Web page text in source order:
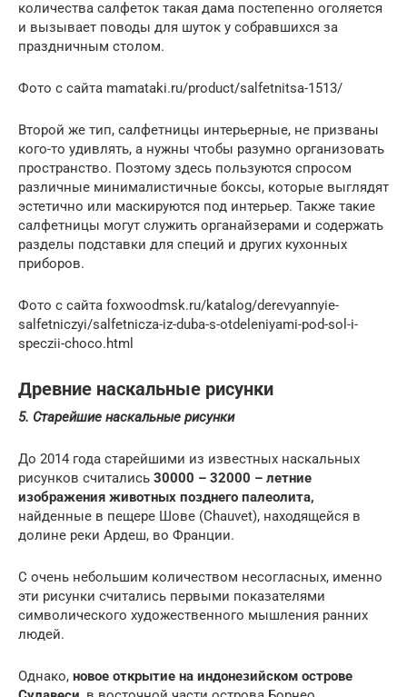
количества салфеток такая дама постепенно оголяется
и вызывает поводы для шуток у собравшихся за
праздничным столом.
Фото с сайта mamataki.ru/product/salfetnitsa-1513/
Второй же тип, салфетницы интерьерные, не призваны
кого-то удивлять, а нужны чтобы разумно организовать
пространство. Поэтому здесь пользуются спросом
различные минималистичные боксы, которые выглядят
эстетично или маскируются под интерьер. Также такие
салфетницы могут служить органайзерами и содержать
разделы подставки для специй и других кухонных
приборов.
Фото с сайта foxwoodmsk.ru/katalog/derevyannyie-
salfetniczyi/salfetnicza-iz-duba-s-otdeleniyami-pod-sol-i-
speczii-choco.html
Древние наскальные рисунки
5. Старейшие наскальные рисунки
До 2014 года старейшими из известных наскальных
рисунков считались 30000 – 32000 – летние
изображения животных позднего палеолита,
найденные в пещере Шове (Chauvet), находящейся в
долине реки Ардеш, во Франции.
С очень небольшим количеством несогласных, именно
эти рисунки считались первыми показателями
символического художественного мышления ранних
людей.
Однако, новое открытие на индонезийском острове